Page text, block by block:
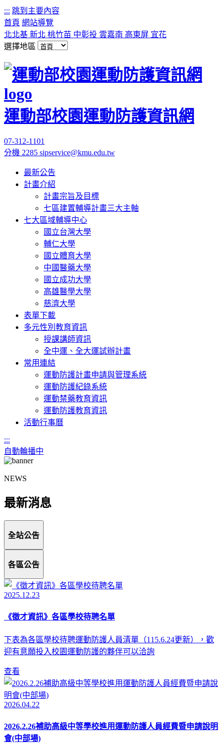
::: 跳到主要內容
首頁 網站導覽
北北基 新北 桃竹苗 中彰投 雲嘉南 高東屏 宜花
選擇地區
運動部校園運動防護資訊網
07-312-1101
分機 2285 sipservice@kmu.edu.tw
最新公告
計畫介紹
計畫宗旨及目標
七區建置輔導計畫三大主軸
七大區域輔導中心
國立台灣大學
輔仁大學
國立體育大學
中國醫藥大學
國立成功大學
高雄醫學大學
慈濟大學
表單下載
多元性別教育資訊
授課講師資訊
全中運、全大運試辦計畫
常用連結
運動防護計畫申請與管理系統
運動防護紀錄系統
運動禁藥教育資訊
運動防護教育資訊
活動行事曆
:::
自動輪播中
NEWS
最新消息
全站公告
各區公告
2025.12.23
《徵才資訊》各區學校待聘名單
下表為各區學校待聘運動防護人員清單（115.6.24更新），歡
迎有意願投入校園運動防護的夥伴可以洽詢
查看
2026.04.22
2026.2.26補助高級中等學校進用運動防護人員經費暨申請說明
會(中部場)